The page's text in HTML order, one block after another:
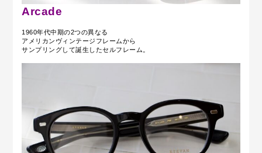
Arcade
1960年代中期の2つの異なる
アメリカンヴィンテージフレームから
サンプリングして誕生したセルフレーム。